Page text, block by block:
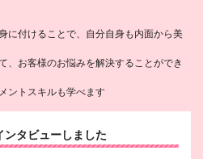
に付けることで、自分自身も内面から美
お客様のお悩みを解決することができ
ントスキルも学べます
ンタビューしました